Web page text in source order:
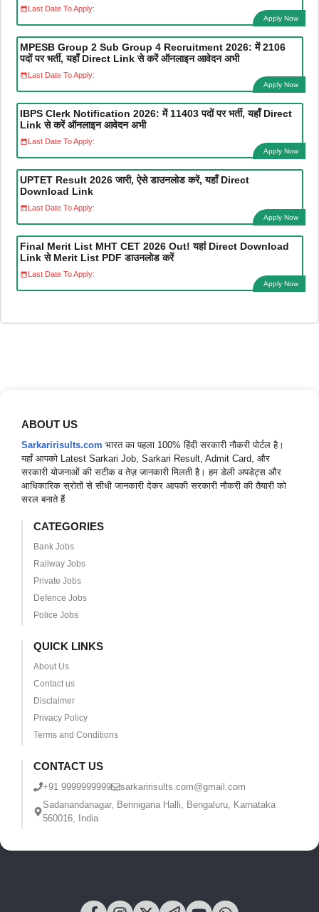
Last Date To Apply:
Apply Now
MPESB Group 2 Sub Group 4 Recruitment 2026: में 2106
पदों पर भर्ती, यहाँ Direct Link से करें ऑनलाइन आवेदन अभी
Last Date To Apply:
Apply Now
IBPS Clerk Notification 2026: में 11403 पदों पर भर्ती, यहाँ Direct
Link से करें ऑनलाइन आवेदन अभी
Last Date To Apply:
Apply Now
UPTET Result 2026 जारी, ऐसे डाउनलोड करें, यहाँ Direct
Download Link
Last Date To Apply:
Apply Now
Final Merit List MHT CET 2026 Out! यहां Direct Download
Link से Merit List PDF डाउनलोड करें
Last Date To Apply:
Apply Now
ABOUT US
Sarkaririsults.com भारत का पहला 100% हिंदी सरकारी नौकरी पोर्टल है।
यहाँ आपको Latest Sarkari Job, Sarkari Result, Admit Card, और
सरकारी योजनाओं की सटीक व तेज़ जानकारी मिलती है। हम डेली अपडेट्स और
आधिकारिक स्रोतों से सीधी जानकारी देकर आपकी सरकारी नौकरी की तैयारी को
सरल बनाते हैं
CATEGORIES
Bank Jobs
Railway Jobs
Private Jobs
Defence Jobs
Police Jobs
QUICK LINKS
About Us
Contact us
Disclaimer
Privacy Policy
Terms and Conditions
CONTACT US
+91 9999999999
sarkaririsults.com@gmail.com
Sadanandanagar, Bennigana Halli, Bengaluru, Karnataka
560016, India